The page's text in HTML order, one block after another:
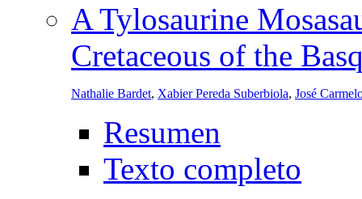
A Tylosaurine
Cretaceous of the
Nathalie Bardet, Xabier Pereda Suberbiola, José
Resumen
Texto completo